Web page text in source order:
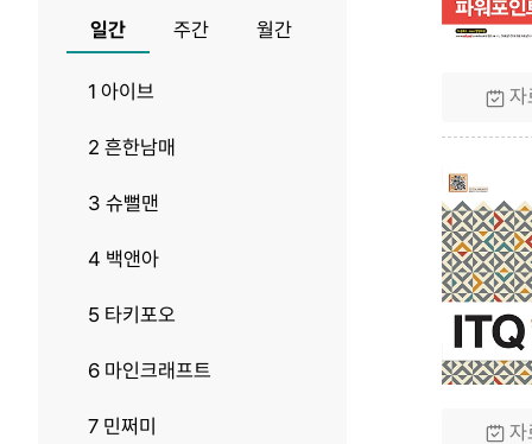
일간 주간 월간
1 아이브
2 흔한남매
3 슈뻘맨
4 백앤아
5 타키포오
6 마인크래프트
7 민쩌미
자
자